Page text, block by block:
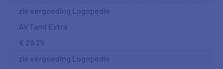
zie vergoeding Logopedie
AV Tand Extra
€ 29,25
zie vergoeding Logopedie